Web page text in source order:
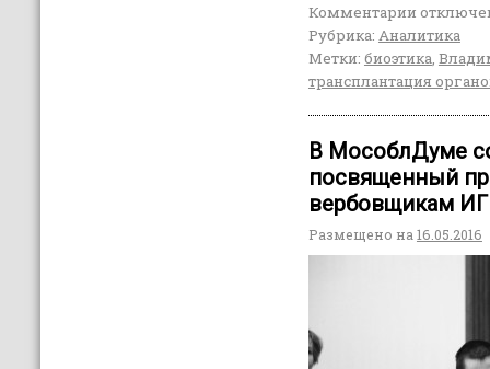
Комментарии
Рубрика: Аналитика
Метки: биоэтика
трансплантация
В МособлДуме
посвященный
вербовщикам
Размещено на 16.05.2016